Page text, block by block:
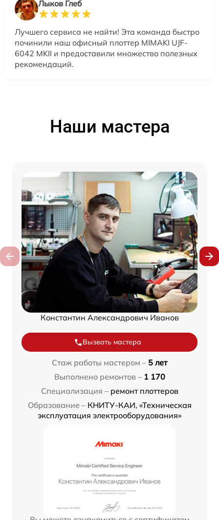
Лыков Глеб
Лучшего сервиса не найти! Эта команда быстро
починили наш офисный плоттер MIMAKI UJF-
6042 MKII и предоставили множество полезных
рекомендаций.
Наши мастера
Константин Александрович Иванов
Вызвать мастера
Стаж работы мастером – 5 лет
Выполнено ремонтов – 1 170
Специализация – ремонт плоттеров
Образование – КНИТУ-КАИ, «Техническая
эксплуатация электрооборудования»